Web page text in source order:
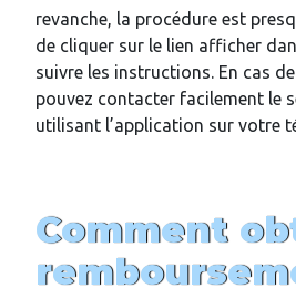
revanche, la procédure est
de cliquer sur le lien afficher
suivre les instructions. En cas
pouvez contacter facilement le
utilisant l’application sur votre
Comment